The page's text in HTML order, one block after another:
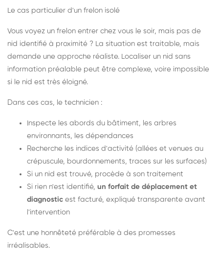
Le cas particulier d'un frelon isolé
Vous voyez un frelon entrer chez vous le soir, mais pas de
nid identifié à proximité ? La situation est traitable, mais
demande une approche réaliste. Localiser un nid sans
information préalable peut être complexe, voire impossible
si le nid est très éloigné.
Dans ces cas, le technicien :
Inspecte les abords du bâtiment, les arbres
environnants, les dépendances
Recherche les indices d'activité (allées et venues au
crépuscule, bourdonnements, traces sur les surfaces)
Si un nid est trouvé, procède à son traitement
Si rien n'est identifié, un forfait de déplacement et
diagnostic est facturé, expliqué transparente avant
l'intervention
C'est une honnêteté préférable à des promesses
irréalisables.